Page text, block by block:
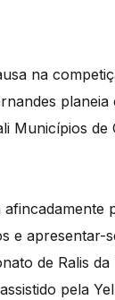
na
Municípios de
e apresentar-
de Ralis
pela